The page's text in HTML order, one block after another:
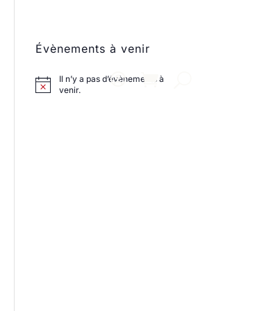
Évènements à venir
Il n’y a pas d’évènements à
venir.